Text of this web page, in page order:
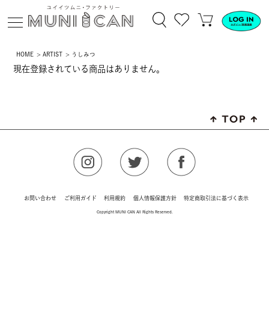
HOME ARTIST うしみつ
現在登録されている商品はありません。
お問い合わせ ご利用ガイド 利用規約 個人情報保護方針 特定商取引法に基づく表示
Copyright MUNI CAN All Rights Reserved.